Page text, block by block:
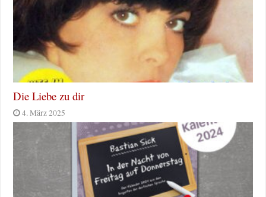
Die Liebe zu dir
4. März 2025